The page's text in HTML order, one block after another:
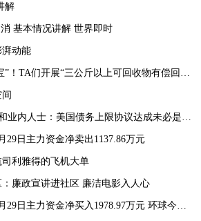
解
基本情况讲解 世界即时
动能
们开展“三公斤以上可回收物有偿回收”宣传活动
内人士：美国债务上限协议达成未必是“好消息”
29日主力资金净卖出1137.86万元
利雅得的飞机大单
廉政宣讲进社区 廉洁电影入人心
日主力资金净买入1978.97万元 环球今亮点